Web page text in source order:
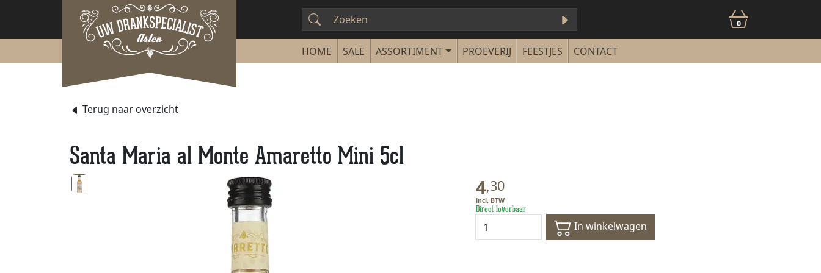
0
SALE ASSORTIMENT PROEVERIJ FEESTJES CONTACT
Terug naar overzicht
Santa Maria al Monte Amaretto Mini 5cl
4,30
Direct leverbaar
In winkelwagen